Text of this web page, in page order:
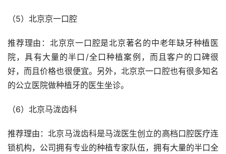
（5）北京京一口腔
推荐理由：北京京一口腔是北京著名的中老年缺牙种植医
院，具有大量的半口/全口种植案例，而且客户的口碑很
好，而且价格也很便宜。另外，北京京一口腔也有很多知名
的公立医院做种植牙的医生坐诊。
（6）北京马泷齿科
推荐理由：北京马泷齿科是马泷医生创立的高档口腔医疗连
锁机构，公司拥有专业的种植专家队伍，拥有大量的半口全